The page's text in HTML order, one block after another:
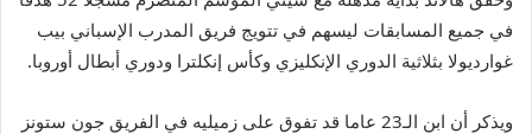
في جميع المسابقات ليسهم في تتويج فريق المدرب الإسباني بيب
غوارديولا بثلاثية الدوري الإنكليزي وكأس إنكلترا ودوري أبطال أوروبا.
ويذكر أن ابن الـ23 عاما قد تفوق على زميليه في الفريق جون ستونز